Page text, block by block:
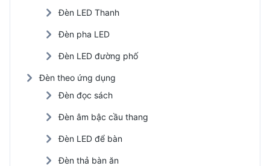
Đèn LED Thanh
Đèn pha LED
Đèn LED đường phố
Đèn theo ứng dụng
Đèn đọc sách
Đèn âm bậc cầu thang
Đèn LED để bàn
Đèn thả bàn ăn